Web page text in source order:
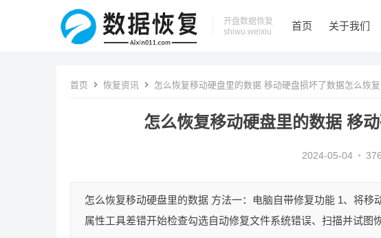
开盘数据恢复
shiwu.weixiu
首页 关于我们
首页 恢复资讯 怎么恢复移动硬盘里的数据 移动硬盘损坏了数据怎么恢复
怎么恢复移动硬盘里的数据 移
2024-05-04 • 376
怎么恢复移动硬盘里的数据 方法一：电脑自带修复功能 1、将
属性工具差错开始检查勾选自动修复文件系统错误、扫描并试图